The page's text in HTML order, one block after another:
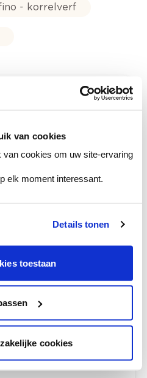
van cookies
cookies om uw site-ervaring
elk moment interessant.
Details tonen
toestaan
cookies
- korrelverf
basis van de lichtinval
stalen van je
tinten om je kleur
om kleuren te